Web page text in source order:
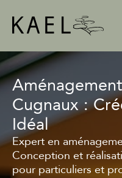
Cugnaux :
Idéal
Expert en
Conception et
pour particuliers et